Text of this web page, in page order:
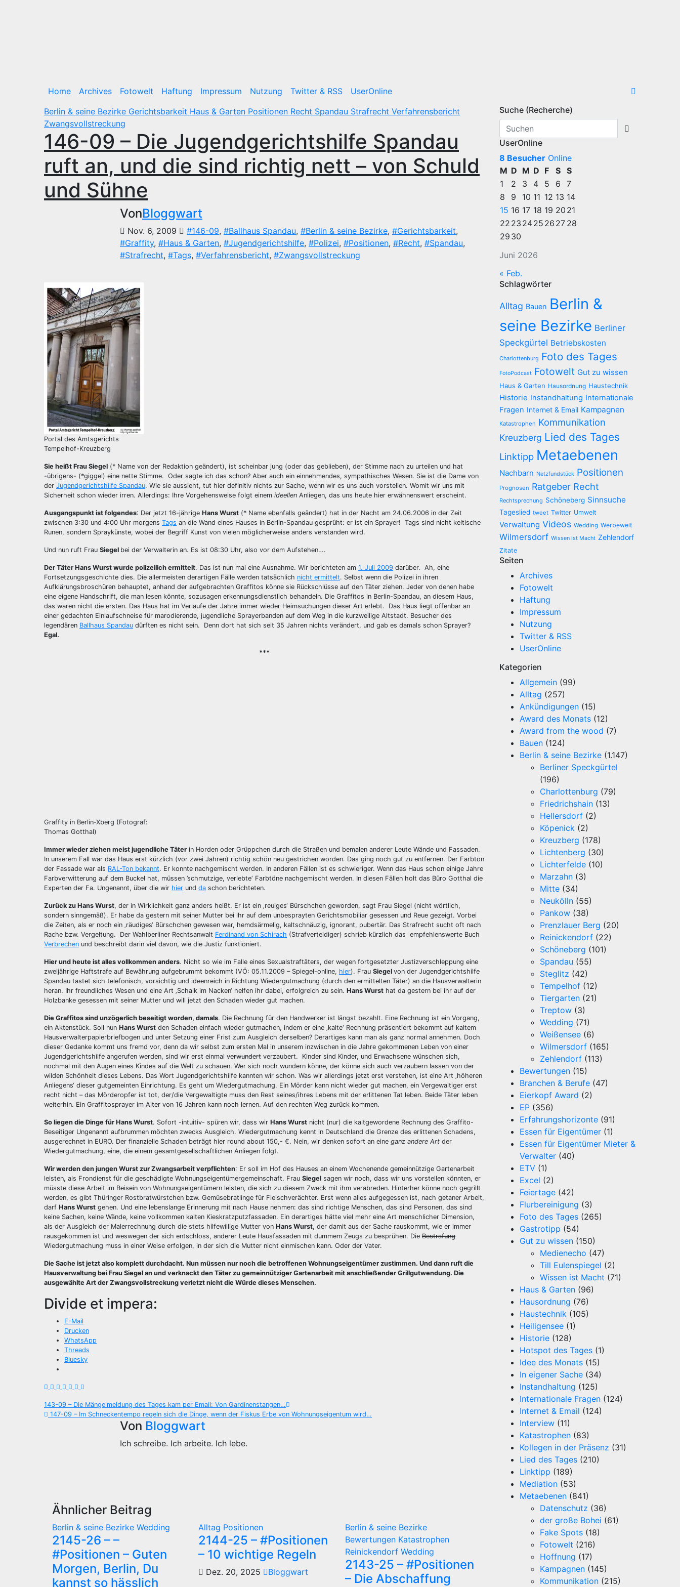
Home Archives Fotowelt Haftung Impressum Nutzung Twitter & RSS
UserOnline
Berlin & seine Bezirke Gerichtsbarkeit Haus & Garten Positionen Recht Spandau Strafrecht Verfahrensbericht
Zwangsvollstreckung
146-09 – Die Jugendgerichtshilfe Spandau
ruft an, und die sind richtig nett – von Schuld
und Sühne
VonBloggwart
Nov. 6, 2009 #146-09, #Ballhaus Spandau, #Berlin & seine Bezirke, #Gerichtsbarkeit,
#Graffity, #Haus & Garten, #Jugendgerichtshilfe, #Polizei, #Positionen, #Recht, #Spandau,
#Strafrecht, #Tags, #Verfahrensbericht, #Zwangsvollstreckung
Portal des Amtsgerichts
Tempelhof-Kreuzberg
Sie heißt Frau Siegel (* Name von der Redaktion geändert), ist scheinbar jung (oder das geblieben), der Stimme nach zu urteilen und hat
-übrigens- (*giggel) eine nette Stimme. Oder sagte ich das schon? Aber auch ein einnehmendes, sympathisches Wesen. Sie ist die Dame von
der Jugendgerichtshilfe Spandau. Wie sie aussieht, tut hier definitiv nichts zur Sache, wenn wir es uns auch vorstellen. Womit wir uns mit
Sicherheit schon wieder irren. Allerdings: Ihre Vorgehensweise folgt einem ideellen Anliegen, das uns heute hier erwähnenswert erscheint.
Ausgangspunkt ist folgendes: Der jetzt 16-jährige Hans Wurst (* Name ebenfalls geändert) hat in der Nacht am 24.06.2006 in der Zeit
zwischen 3:30 und 4:00 Uhr morgens Tags an die Wand eines Hauses in Berlin-Spandau gesprüht: er ist ein Sprayer! Tags sind nicht keltische
Runen, sondern Spraykünste, wobei der Begriff Kunst von vielen möglicherweise anders verstanden wird.
Und nun ruft Frau Siegel bei der Verwalterin an. Es ist 08:30 Uhr, also vor dem Aufstehen….
Der Täter Hans Wurst wurde polizeilich ermittelt. Das ist nun mal eine Ausnahme. Wir berichteten am 1. Juli 2009 darüber. Ah, eine
Fortsetzungsgeschichte dies. Die allermeisten derartigen Fälle werden tatsächlich nicht ermittelt. Selbst wenn die Polizei in ihren
Aufklärungsbroschüren behauptet, anhand der aufgebrachten Graffitos könne sie Rückschlüsse auf den Täter ziehen. Jeder von denen habe
eine eigene Handschrift, die man lesen könnte, sozusagen erkennungsdienstlich behandeln. Die Graffitos in Berlin-Spandau, an diesem Haus,
das waren nicht die ersten. Das Haus hat im Verlaufe der Jahre immer wieder Heimsuchungen dieser Art erlebt. Das Haus liegt offenbar an
einer gedachten Einlaufschneise für marodierende, jugendliche Sprayerbanden auf dem Weg in die kurzweilige Altstadt. Besucher des
legendären Ballhaus Spandau dürften es nicht sein. Denn dort hat sich seit 35 Jahren nichts verändert, und gab es damals schon Sprayer?
Egal.
***
Graffity in Berlin-Xberg (Fotograf:
Thomas Gotthal)
Immer wieder ziehen meist jugendliche Täter in Horden oder Grüppchen durch die Straßen und bemalen anderer Leute Wände und Fassaden.
In unserem Fall war das Haus erst kürzlich (vor zwei Jahren) richtig schön neu gestrichen worden. Das ging noch gut zu entfernen. Der Farbton
der Fassade war als RAL-Ton bekannt. Er konnte nachgemischt werden. In anderen Fällen ist es schwieriger. Wenn das Haus schon einige Jahre
Farbverwitterung auf dem Buckel hat, müssen ’schmutzige, verlebte‘ Farbtöne nachgemischt werden. In diesen Fällen holt das Büro Gotthal die
Experten der Fa. Ungenannt, über die wir hier und da schon berichteten.
Zurück zu Hans Wurst, der in Wirklichkeit ganz anders heißt. Er ist ein ‚reuiges‘ Bürschchen geworden, sagt Frau Siegel (nicht wörtlich,
sondern sinngemäß). Er habe da gestern mit seiner Mutter bei ihr auf dem unbesprayten Gerichtsmobiliar gesessen und Reue gezeigt. Vorbei
die Zeiten, als er noch ein ‚räudiges‘ Bürschchen gewesen war, hemdsärmelig, kaltschnäuzig, ignorant, pubertär. Das Strafrecht sucht oft nach
Rache bzw. Vergeltung. Der Wahlberliner Rechtsanwalt Ferdinand von Schirach (Strafverteidiger) schrieb kürzlich das empfehlenswerte Buch
Verbrechen und beschreibt darin viel davon, wie die Justiz funktioniert.
Hier und heute ist alles vollkommen anders. Nicht so wie im Falle eines Sexualstraftäters, der wegen fortgesetzter Justizverschleppung eine
zweijährige Haftstrafe auf Bewährung aufgebrummt bekommt (VÖ: 05.11.2009 – Spiegel-online, hier). Frau Siegel von der Jugendgerichtshilfe
Spandau tastet sich telefonisch, vorsichtig und ideenreich in Richtung Wiedergutmachung (durch den ermittelten Täter) an die Hausverwalterin
heran. Ihr freundliches Wesen und eine Art ‚Schalk im Nacken‘ helfen ihr dabei, erfolgreich zu sein. Hans Wurst hat da gestern bei ihr auf der
Holzbanke gesessen mit seiner Mutter und will jetzt den Schaden wieder gut machen.
Die Graffitos sind unzögerlich beseitigt worden, damals. Die Rechnung für den Handwerker ist längst bezahlt. Eine Rechnung ist ein Vorgang,
ein Aktenstück. Soll nun Hans Wurst den Schaden einfach wieder gutmachen, indem er eine ‚kalte‘ Rechnung präsentiert bekommt auf kaltem
Hausverwalterpapierbriefbogen und unter Setzung einer Frist zum Ausgleich derselben? Derartiges kann man als ganz normal annehmen. Doch
dieser Gedanke kommt uns fremd vor, denn da wir selbst zum ersten Mal in unserem inzwischen in die Jahre gekommenen Leben von einer
Jugendgerichtshilfe angerufen werden, sind wir erst einmal verwundert verzaubert. Kinder sind Kinder, und Erwachsene wünschen sich,
nochmal mit den Augen eines Kindes auf die Welt zu schauen. Wer sich noch wundern könne, der könne sich auch verzaubern lassen von der
wilden Schönheit dieses Lebens. Das Wort Jugendgerichtshilfe kannten wir schon. Was wir allerdings jetzt erst verstehen, ist eine Art ‚höheren
Anliegens‘ dieser gutgemeinten Einrichtung. Es geht um Wiedergutmachung. Ein Mörder kann nicht wieder gut machen, ein Vergewaltiger erst
recht nicht – das Mörderopfer ist tot, der/die Vergewaltigte muss den Rest seines/ihres Lebens mit der erlittenen Tat leben. Beide Täter leben
weiterhin. Ein Graffitosprayer im Alter von 16 Jahren kann noch lernen. Auf den rechten Weg zurück kommen.
So liegen die Dinge für Hans Wurst. Sofort -intuitiv- spüren wir, dass wir Hans Wurst nicht (nur) die kaltgewordene Rechnung des Graffito-
Beseitiger Ungenannt aufbrummen möchten zwecks Ausgleich. Wiedergutmachung kennt in Deutschland die Grenze des erlittenen Schadens,
ausgerechnet in EURO. Der finanzielle Schaden beträgt hier round about 150,- €. Nein, wir denken sofort an eine ganz andere Art der
Wiedergutmachung, eine, die einem gesamtgesellschaftlichen Anliegen folgt.
Wir werden den jungen Wurst zur Zwangsarbeit verpflichten: Er soll im Hof des Hauses an einem Wochenende gemeinnützige Gartenarbeit
leisten, als Frondienst für die geschädigte Wohnungseigentümergemeinschaft. Frau Siegel sagen wir noch, dass wir uns vorstellen könnten, er
müsste diese Arbeit im Beisein von Wohnungseigentümern leisten, die sich zu diesem Zweck mit ihm verabreden. Hinterher könne noch gegrillt
werden, es gibt Thüringer Rostbratwürstchen bzw. Gemüsebratlinge für Fleischverächter. Erst wenn alles aufgegessen ist, nach getaner Arbeit,
darf Hans Wurst gehen. Und eine lebenslange Erinnerung mit nach Hause nehmen: das sind richtige Menschen, das sind Personen, das sind
keine Sachen, keine Wände, keine vollkommen kalten Kieskratzputzfassaden. Ein derartiges hätte viel mehr eine Art menschlicher Dimension,
als der Ausgleich der Malerrechnung durch die stets hilfewillige Mutter von Hans Wurst, der damit aus der Sache rauskommt, wie er immer
rausgekommen ist und weswegen der sich entschloss, anderer Leute Hausfassaden mit dummem Zeugs zu besprühen. Die Bestrafung
Wiedergutmachung muss in einer Weise erfolgen, in der sich die Mutter nicht einmischen kann. Oder der Vater.
Die Sache ist jetzt also komplett durchdacht. Nun müssen nur noch die betroffenen Wohnungseigentümer zustimmen. Und dann ruft die
Hausverwaltung bei Frau Siegel an und verknackt den Täter zu gemeinnütziger Gartenarbeit mit anschließender Grillgutwendung. Die
ausgewählte Art der Zwangsvollstreckung verletzt nicht die Würde dieses Menschen.
Divide et impera:
E-Mail
Drucken
WhatsApp
Threads
Bluesky
Beitragsnavigation
143-09 – Die Mängelmeldung des Tages kam per Email: Von Gardinenstangen…
147-09 – Im Schneckentempo regeln sich die Dinge, wenn der Fiskus Erbe von Wohnungseigentum wird…
Von Bloggwart
Ich schreibe. Ich arbeite. Ich lebe.
Ähnlicher Beitrag
Berlin & seine Bezirke Wedding
2145-26 – –
#Positionen – Guten
Morgen, Berlin, Du
kannst so hässlich
Alltag Positionen
2144-25 – #Positionen
– 10 wichtige Regeln
Dez. 20, 2025 Bloggwart
Berlin & seine Bezirke
Bewertungen Katastrophen
Reinickendorf Wedding
2143-25 – #Positionen
– Die Abschaffung
Suche (Recherche)
UserOnline
8 Besucher Online
Juni 2026
M D M D F S S
1
2 3 4 5 6
7
8
9 10 11 12 13 14
15 16 17 18 19 20 21
22 23 2425 26 27 28
29 30
« Feb.
Schlagwörter
Alltag Bauen Berlin &
seine Bezirke Berliner
Speckgürtel Betriebskosten
Charlottenburg Foto des Tages
FotoPodcast Fotowelt Gut zu wissen
Haus & Garten Hausordnung Haustechnik
Historie Instandhaltung Internationale
Fragen Internet & Email Kampagnen
Katastrophen Kommunikation
Kreuzberg Lied des Tages
Linktipp Metaebenen
Nachbarn Netzfundstück Positionen
Prognosen Ratgeber Recht
Rechtsprechung Schöneberg Sinnsuche
Tageslied tweet Twitter Umwelt
Verwaltung Videos Wedding Werbewelt
Wilmersdorf Wissen ist Macht Zehlendorf
Zitate
Seiten
Archives
Fotowelt
Haftung
Impressum
Nutzung
Twitter & RSS
UserOnline
Kategorien
Allgemein (99)
Alltag (257)
Ankündigungen (15)
Award des Monats (12)
Award from the wood (7)
Bauen (124)
Berlin & seine Bezirke (1.147)
Berliner Speckgürtel
(196)
Charlottenburg (79)
Friedrichshain (13)
Hellersdorf (2)
Köpenick (2)
Kreuzberg (178)
Lichtenberg (30)
Lichterfelde (10)
Marzahn (3)
Mitte (34)
Neukölln (55)
Pankow (38)
Prenzlauer Berg (20)
Reinickendorf (22)
Schöneberg (101)
Spandau (55)
Steglitz (42)
Tempelhof (12)
Tiergarten (21)
Treptow (3)
Wedding (71)
Weißensee (6)
Wilmersdorf (165)
Zehlendorf (113)
Bewertungen (15)
Branchen & Berufe (47)
Eierkopf Award (2)
EP (356)
Erfahrungshorizonte (91)
Essen für Eigentümer (1)
Essen für Eigentümer Mieter &
Verwalter (40)
ETV (1)
Excel (2)
Feiertage (42)
Flurbereinigung (3)
Foto des Tages (265)
Gastrotipp (54)
Gut zu wissen (150)
Medienecho (47)
Till Eulenspiegel (2)
Wissen ist Macht (71)
Haus & Garten (96)
Hausordnung (76)
Haustechnik (105)
Heiligensee (1)
Historie (128)
Hotspot des Tages (1)
Idee des Monats (15)
In eigener Sache (34)
Instandhaltung (125)
Internationale Fragen (124)
Internet & Email (124)
Interview (11)
Katastrophen (83)
Kollegen in der Präsenz (31)
Lied des Tages (210)
Linktipp (189)
Mediation (53)
Metaebenen (841)
Datenschutz (36)
der große Bohei (61)
Fake Spots (18)
Fotowelt (216)
Hoffnung (17)
Kampagnen (145)
Kommunikation (215)